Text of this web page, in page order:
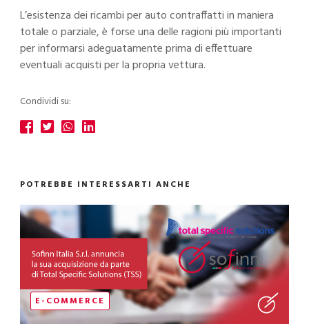
L’esistenza dei ricambi per auto contraffatti in maniera
totale o parziale, è forse una delle ragioni più importanti
per informarsi adeguatamente prima di effettuare
eventuali acquisti per la propria vettura.
Condividi su:
POTREBBE INTERESSARTI ANCHE
E-COMMERCE